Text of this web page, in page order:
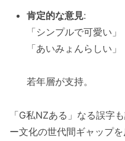
肯定的な意見:
「シンプルで可愛い」
「あいみょんらしい」
若年層が支持。
「G私NZある」なる誤字
ー文化の世代間ギャップを